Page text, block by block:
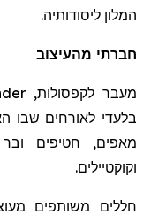
המלון ליסודותיה.
חברתי מהעיצוב
מעבר לקפסולות,
בלעדי לאורחים שבו
מאפים, חטיפים
וקוקטיילים.
חללים משותפים